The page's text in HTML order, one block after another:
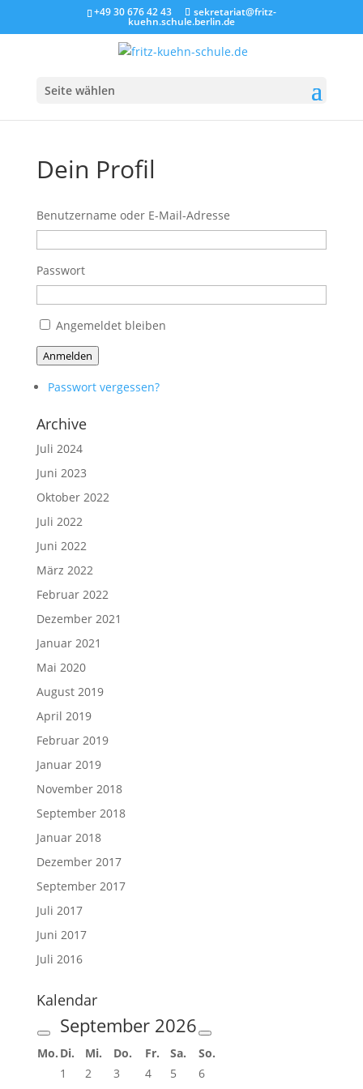
+49 30 676 42 43 sekretariat@fritz-
kuehn.schule.berlin.de
Seite wählen
Dein Profil
Benutzername oder E-Mail-Adresse
Passwort
Angemeldet bleiben
Anmelden
Passwort vergessen?
Archive
Juli 2024
Juni 2023
Oktober 2022
Juli 2022
Juni 2022
März 2022
Februar 2022
Dezember 2021
Januar 2021
Mai 2020
August 2019
April 2019
Februar 2019
Januar 2019
November 2018
September 2018
Januar 2018
Dezember 2017
September 2017
Juli 2017
Juni 2017
Juli 2016
Kalendar
September 2026
Mo. Di. Mi. Do. Fr. Sa.
So.
1
2 3 4 5
6